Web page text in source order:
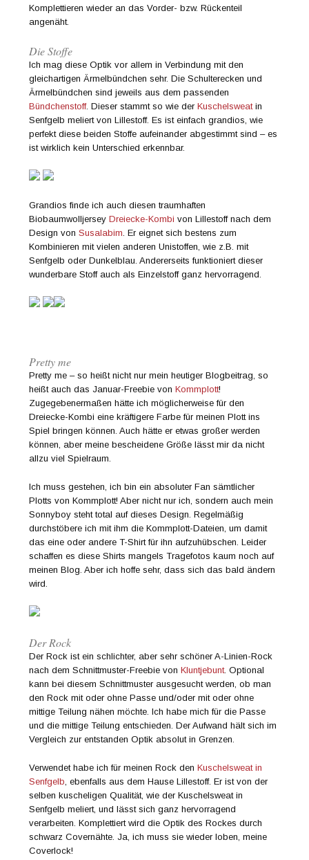
Komplettieren wieder an das Vorder- bzw. Rückenteil
angenäht.
Die Stoffe
Ich mag diese Optik vor allem in Verbindung mit den
gleichartigen Ärmelbündchen sehr. Die Schulterecken und
Ärmelbündchen sind jeweils aus dem passenden
Bündchenstoff. Dieser stammt so wie derKuschelsweatin
Senfgelb meliert von Lillestoff. Es ist einfach grandios, wie
perfekt diese beiden Stoffe aufeinander abgestimmt sind – es
ist wirklich kein Unterschied erkennbar.
Grandios finde ich auch diesen traumhaften
BiobaumwolljerseyDreiecke-Kombi von Lillestoff nach dem
Design vonSusalabim. Er eignet sich bestens zum
Kombinieren mit vielen anderen Unistoffen, wie z.B. mit
Senfgelb oder Dunkelblau. Andererseits funktioniert dieser
wunderbare Stoff auch als Einzelstoff ganz hervorragend.
Pretty me
Pretty me – so heißt nicht nur mein heutiger Blogbeitrag, so
heißt auch das Januar-Freebie vonKommplott!
Zugegebenermaßen hätte ich möglicherweise für den
Dreiecke-Kombi eine kräftigere Farbe für meinen Plott ins
Spiel bringen können. Auch hätte er etwas großer werden
können, aber meine bescheidene Größe lässt mir da nicht
allzu viel Spielraum.
Ich muss gestehen, ich bin ein absoluter Fan sämtlicher
Plotts von Kommplott! Aber nicht nur ich, sondern auch mein
Sonnyboy steht total auf dieses Design. Regelmäßig
durchstöbere ich mit ihm die Kommplott-Dateien, um damit
das eine oder andere T-Shirt für ihn aufzuhübschen. Leider
schaffen es diese Shirts mangels Tragefotos kaum noch auf
meinen Blog. Aber ich hoffe sehr, dass sich das bald ändern
wird.
Der Rock
Der Rock ist ein schlichter, aber sehr schöner A-Linien-Rock
nach dem Schnittmuster-Freebie vonKluntjebunt. Optional
kann bei diesem Schnittmuster ausgesucht werden, ob man
den Rock mit oder ohne Passe und/oder mit oder ohne
mittige Teilung nähen möchte. Ich habe mich für die Passe
und die mittige Teilung entschieden. Der Aufwand hält sich im
Vergleich zur entstanden Optik absolut in Grenzen.
Verwendet habe ich für meinen Rock denKuschelsweat in
Senfgelb, ebenfalls aus dem Hause Lillestoff. Er ist von der
selben kuscheligen Qualität, wie der Kuschelsweat in
Senfgelb meliert, und lässt sich ganz hervorragend
verarbeiten. Komplettiert wird die Optik des Rockes durch
schwarz Covernähte. Ja, ich muss sie wieder loben, meine
Coverlock!